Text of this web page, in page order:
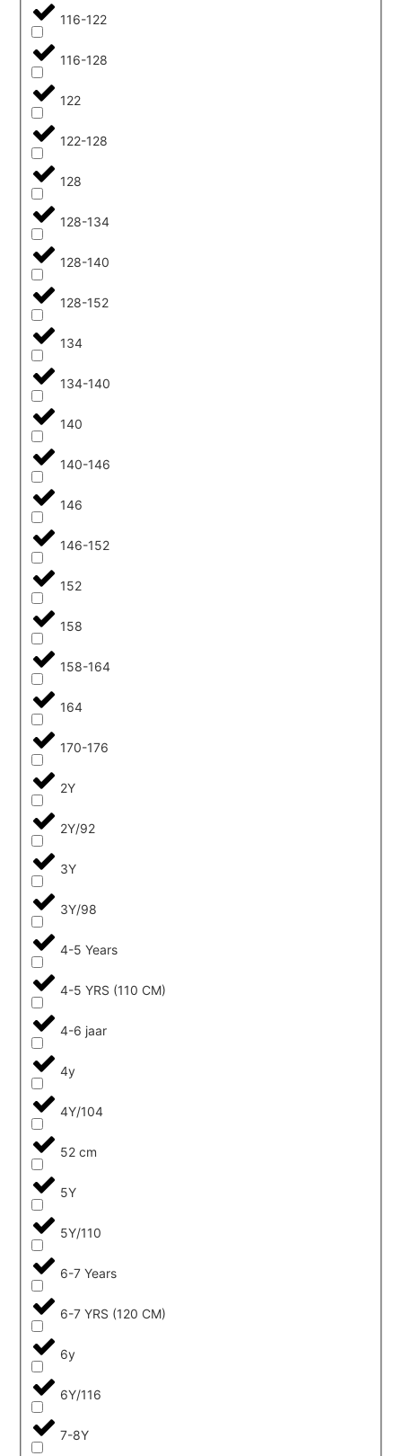
116-122
116-128
122
122-128
128
128-134
128-140
128-152
134
134-140
140
140-146
146
146-152
152
158
158-164
164
170-176
2Y
2Y/92
3Y
3Y/98
4-5 Years
4-5 YRS (110 CM)
4-6 jaar
4y
4Y/104
52 cm
5Y
5Y/110
6-7 Years
6-7 YRS (120 CM)
6y
6Y/116
7-8Y